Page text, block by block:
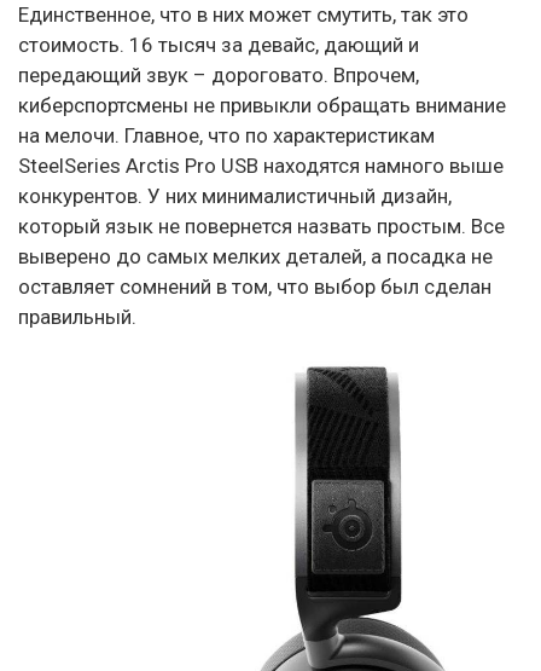
Единственное, что в них может смутить, так это
стоимость. 16 тысяч за девайс, дающий и
передающий звук – дороговато. Впрочем,
киберспортсмены не привыкли обращать внимание
на мелочи. Главное, что по характеристикам
SteelSeries Arctis Pro USB находятся намного выше
конкурентов. У них минималистичный дизайн,
который язык не повернется назвать простым. Все
выверено до самых мелких деталей, а посадка не
оставляет сомнений в том, что выбор был сделан
правильный.